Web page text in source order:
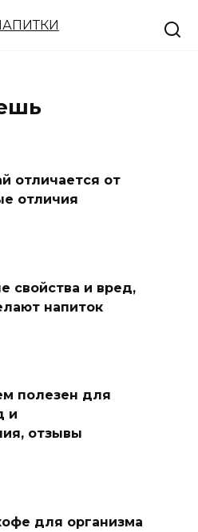
отличается от
отличия
свойства и вред,
напиток
полезен для
и
отзывы
для организма